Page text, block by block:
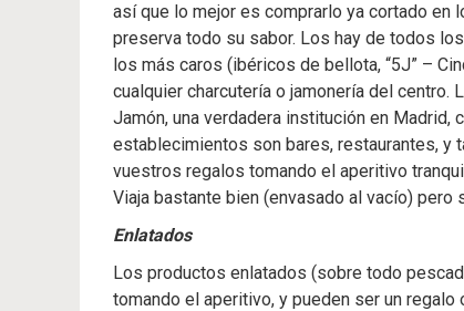
así que lo mejor es comprarlo ya cortado en
preserva todo su sabor. Los hay de todos
los más caros (ibéricos de bellota, “5J” –
cualquier charcutería o jamonería del
Jamón, una verdadera institución en
establecimientos son bares, restaurantes,
vuestros regalos tomando el aperitivo
Viaja bastante bien (envasado al vacío)
Enlatados
Los productos enlatados (sobre todo
tomando el aperitivo, y pueden ser un